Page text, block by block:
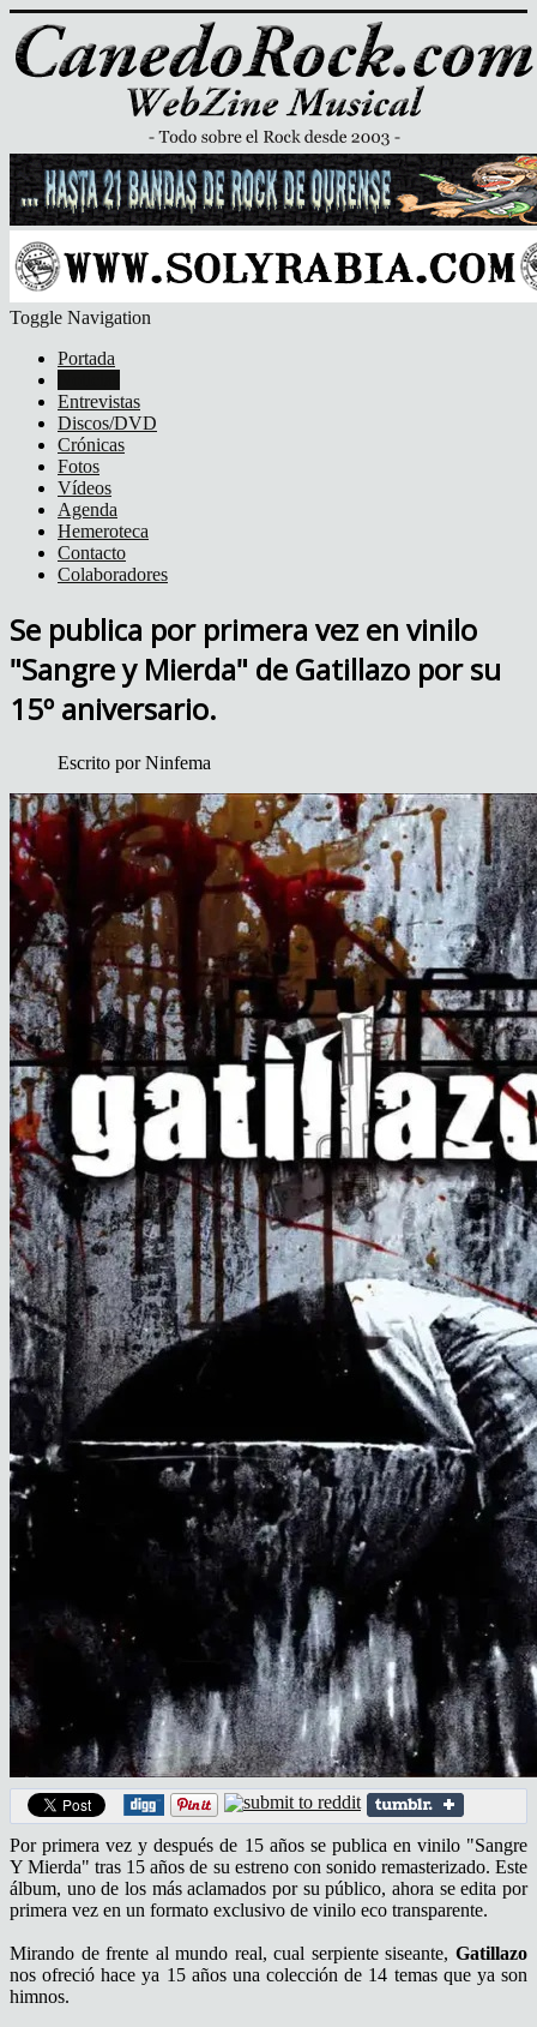
Toggle Navigation
Portada
Entrevistas
Discos/DVD
Crónicas
Fotos
Vídeos
Agenda
Hemeroteca
Contacto
Colaboradores
Se publica por primera vez en vinilo
"Sangre y Mierda" de Gatillazo por su
15º aniversario.
Escrito porNinfema
Por primera vez y después de 15 años se publica en vinilo "Sangre
Y Mierda" tras 15 años de su estreno con sonido remasterizado. Este
álbum, uno de los más aclamados por su público, ahora se edita por
primera vez en un formato exclusivo de vinilo eco transparente.
Mirando de frente al mundo real, cual serpiente siseante, Gatillazo
nos ofreció hace ya 15 años una colección de 14 temas que ya son
himnos.